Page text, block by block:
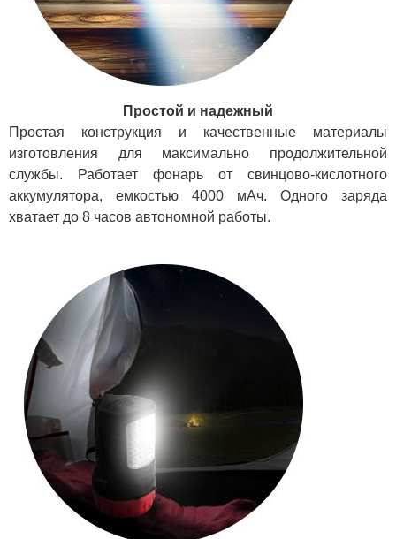
Простой и надежный
Простая конструкция и качественные материалы
изготовления для максимально продолжительной
службы. Работает фонарь от свинцово-кислотного
аккумулятора, емкостью 4000 мАч. Одного заряда
хватает до 8 часов автономной работы.